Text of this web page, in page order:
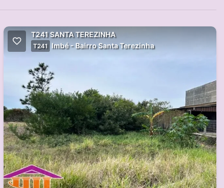
T241 SANTA TEREZINHA
T241 Imbé - Bairro Santa Terezinha